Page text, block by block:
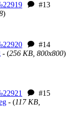
#13
)
#14
- (256 KB, 800x800)
#15
- (117 KB,